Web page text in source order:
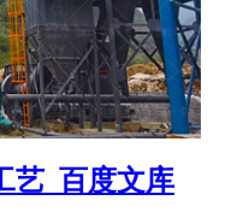
艺_百度文库